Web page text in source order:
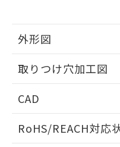
外形図
取りつけ穴加工図
CAD
ドすることができま
RoHS/REACH対応
品・サービ
の共同利用
用者の範囲
EU RoHS指令（
51物質の非含有証
※本証明書は発行
物質の対応では、
荷製品に未対応